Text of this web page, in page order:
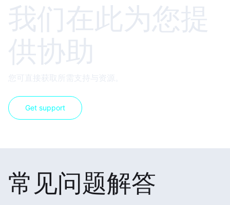
我们在此为您提
供协助
您可直接获取所需支持与资源。
Get support
常见问题解答